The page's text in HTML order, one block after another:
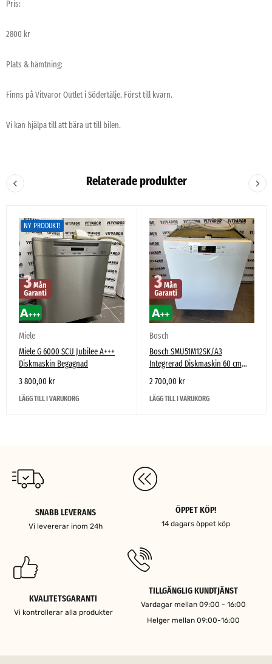
Pris:
2800 kr
Plats & hämtning:
Finns på Vitvaror Outlet i Södertälje. Först till kvarn.
Vi kan hjälpa till att bära ut till bilen.
Relaterade produkter
NY PRODUKT!
Miele
Miele G 6000 SCU Jubilee A+++
Diskmaskin Begagnad
3 800,00 kr
LÄGG TILL I VARUKORG
Bosch
Bosch SMU51M12SK/A3
Integrerad Diskmaskin 60 cm
Zeolith – Mycket fint skick
2 700,00 kr
LÄGG TILL I VARUKORG
SNABB LEVERANS
Vi levererar inom 24h
ÖPPET KÖP!
14 dagars öppet köp
KVALITETSGARANTI
Vi kontrollerar alla produkter
TILLGÄNGLIG KUNDTJÄNST
Vardagar mellan 09:00 - 16:00
Helger mellan 09:00-16:00